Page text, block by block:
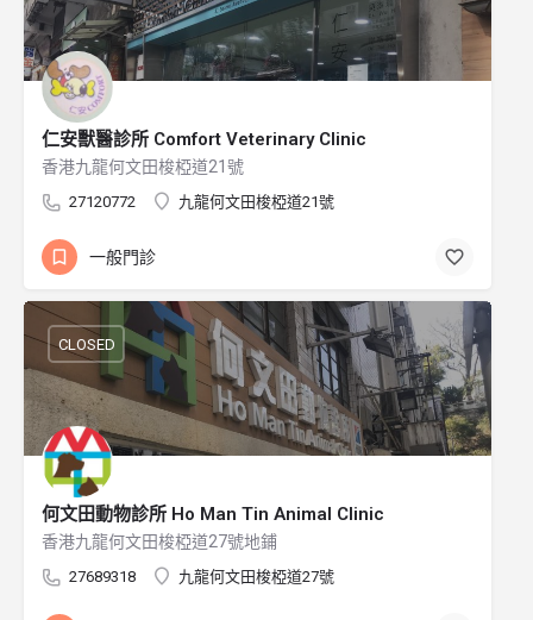
仁安獸醫診所 Comfort Veterinary Clinic
香港九龍何文田梭椏道21號
27120772 九龍何文田梭椏道21號
一般門診
何文田動物診所 Ho Man Tin Animal Clinic
香港九龍何文田梭椏道27號地鋪
27689318 九龍何文田梭椏道27號
CLOSED